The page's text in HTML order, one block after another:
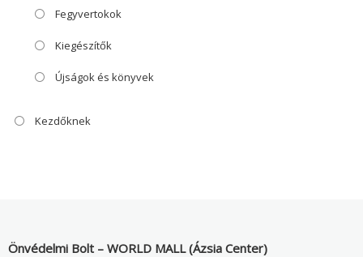
Fegyvertokok
Kiegészítők
Újságok és könyvek
Kezdőknek
Önvédelmi Bolt – WORLD MALL (Ázsia Center)